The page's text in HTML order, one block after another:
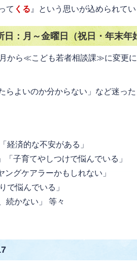
て くる 』という思いが込められてい
：月～金曜日（祝日・年末年
から≪こども若者相談課≫に変更に
らよいのか分からない」など迷った
経済的な不安がある」
「子育てやしつけで悩んでいる」
ングケアラーかもしれない」
悩んでいる」
続かない」 等々